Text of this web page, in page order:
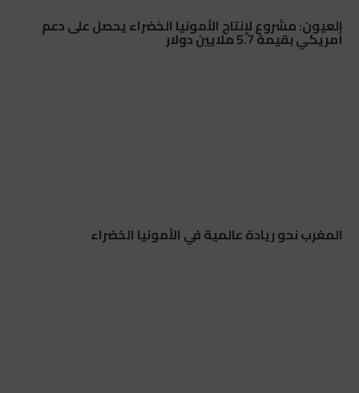
العيون: مشروع لإنتاج الأمونيا الخضراء يحصل على دعم
أمريكي بقيمة 5.7 ملايين دولار
المغرب نحو ريادة عالمية في الأمونيا الخضراء